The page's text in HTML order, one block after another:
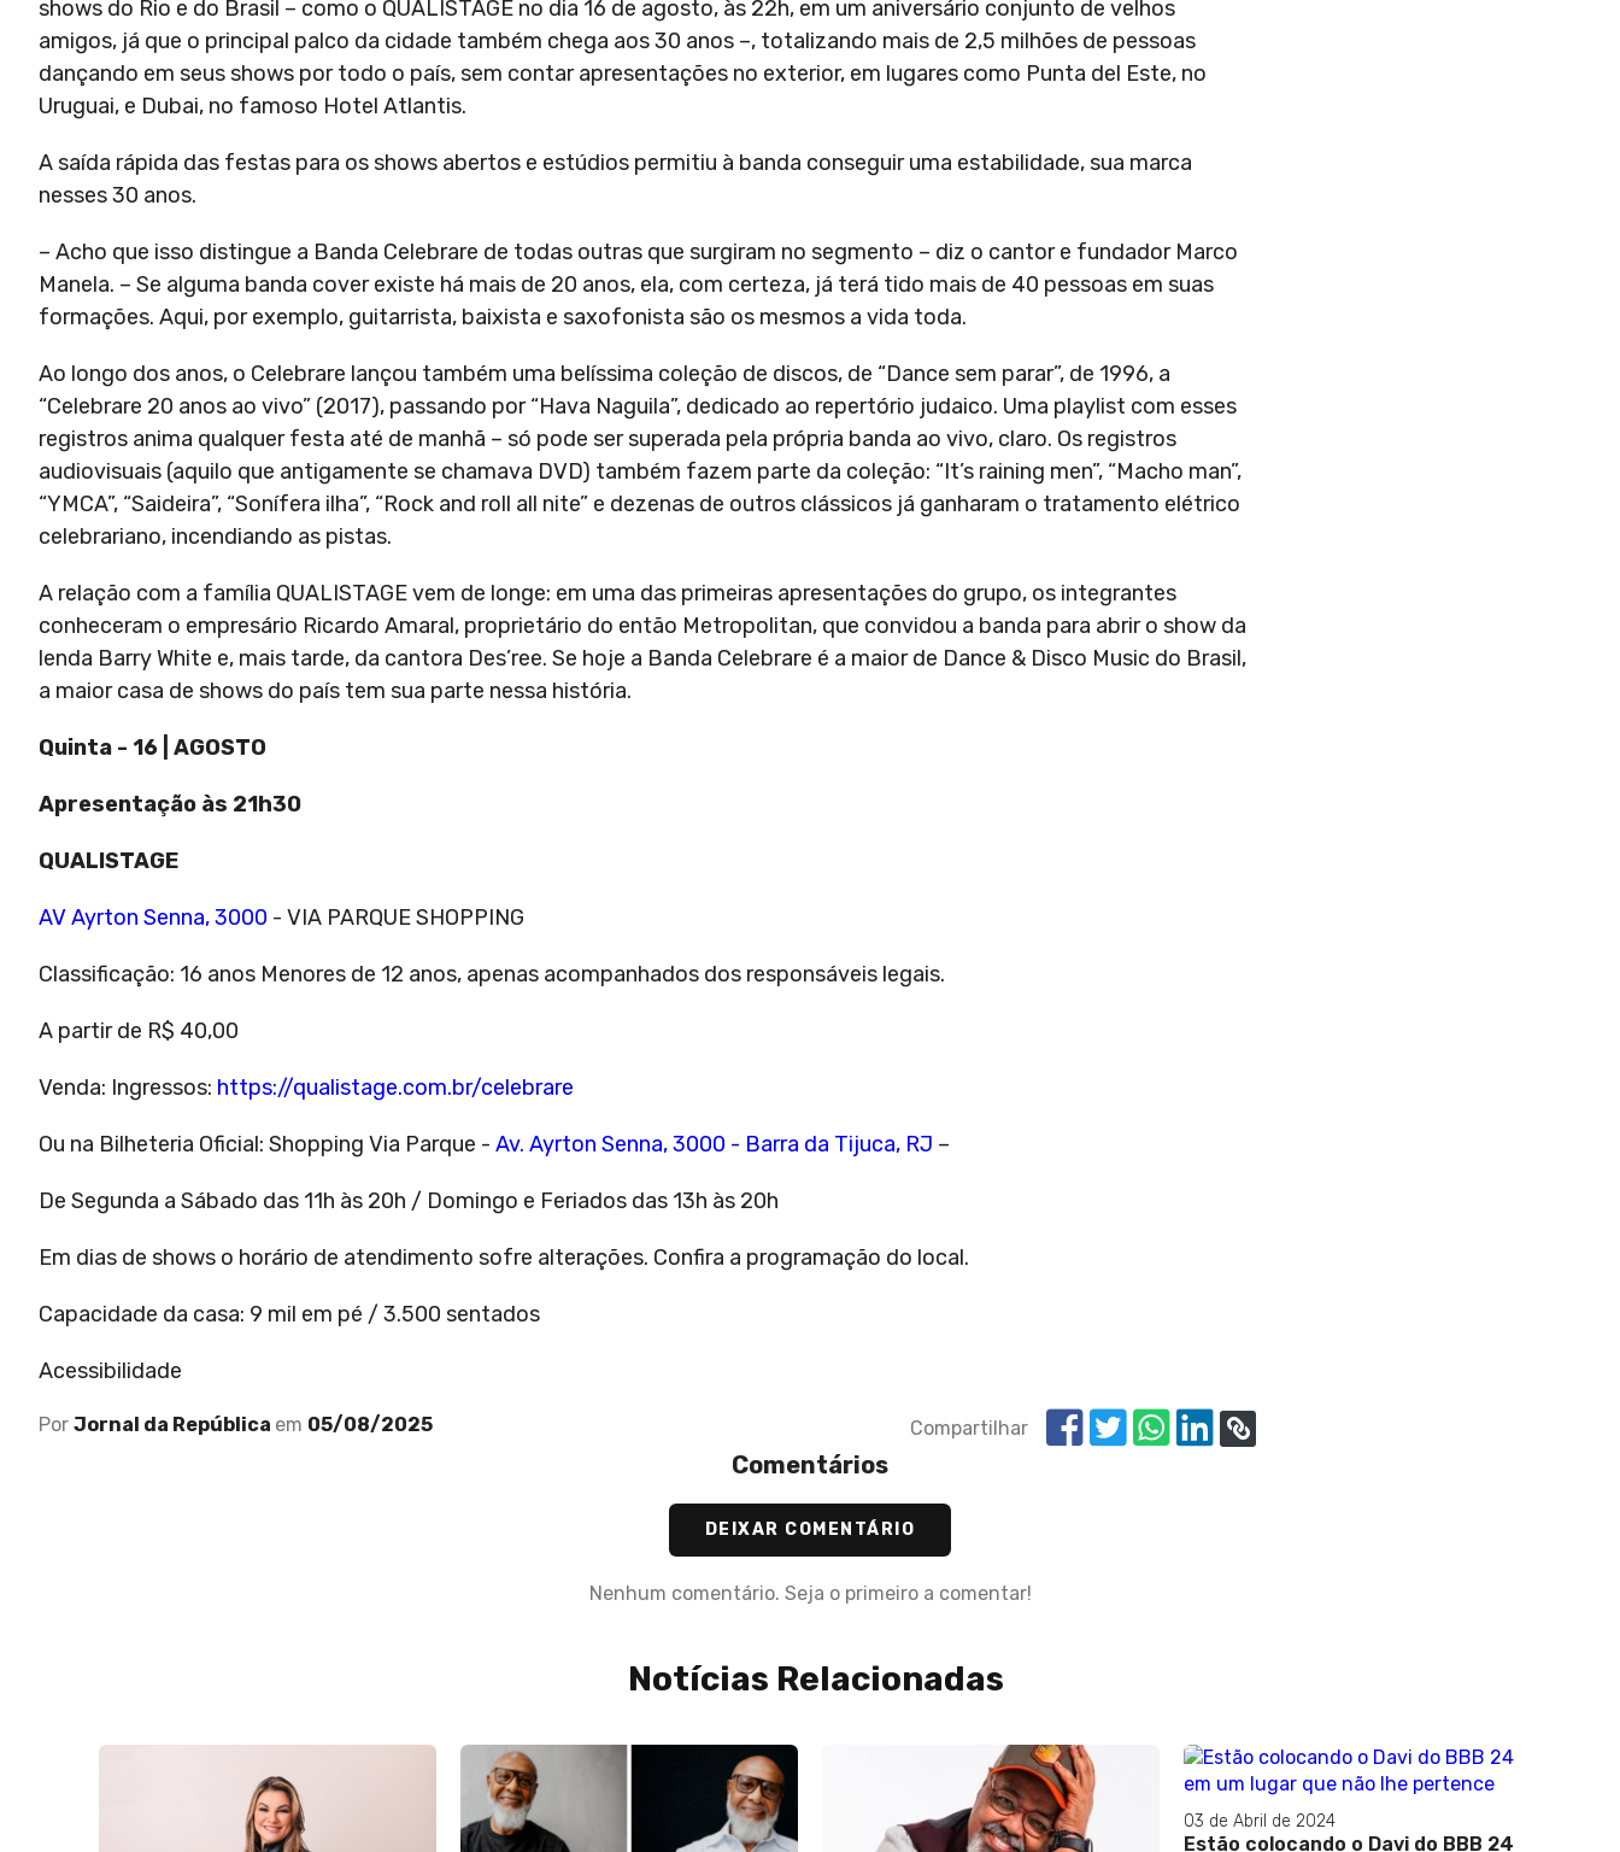
shows do Rio e do Brasil – como o QUALISTAGE no dia 16 de agosto, às 22h, em um aniversário conjunto de velhos
amigos, já que o principal palco da cidade também chega aos 30 anos –, totalizando mais de 2,5 milhões de pessoas
dançando em seus shows por todo o país, sem contar apresentações no exterior, em lugares como Punta del Este, no
Uruguai, e Dubai, no famoso Hotel Atlantis.
A saída rápida das festas para os shows abertos e estúdios permitiu à banda conseguir uma estabilidade, sua marca
nesses 30 anos.
– Acho que isso distingue a Banda Celebrare de todas outras que surgiram no segmento – diz o cantor e fundador Marco
Manela. – Se alguma banda cover existe há mais de 20 anos, ela, com certeza, já terá tido mais de 40 pessoas em suas
formações. Aqui, por exemplo, guitarrista, baixista e saxofonista são os mesmos a vida toda.
Ao longo dos anos, o Celebrare lançou também uma belíssima coleção de discos, de “Dance sem parar”, de 1996, a
“Celebrare 20 anos ao vivo” (2017), passando por “Hava Naguila”, dedicado ao repertório judaico. Uma playlist com esses
registros anima qualquer festa até de manhã – só pode ser superada pela própria banda ao vivo, claro. Os registros
audiovisuais (aquilo que antigamente se chamava DVD) também fazem parte da coleção: “It’s raining men”, “Macho man”,
“YMCA”, “Saideira”, “Sonífera ilha”, “Rock and roll all nite” e dezenas de outros clássicos já ganharam o tratamento elétrico
celebrariano, incendiando as pistas.
A relação com a família QUALISTAGE vem de longe: em uma das primeiras apresentações do grupo, os integrantes
conheceram o empresário Ricardo Amaral, proprietário do então Metropolitan, que convidou a banda para abrir o show da
lenda Barry White e, mais tarde, da cantora Des’ree. Se hoje a Banda Celebrare é a maior de Dance & Disco Music do Brasil,
a maior casa de shows do país tem sua parte nessa história.
Quinta - 16 | AGOSTO
Apresentação às 21h30
QUALISTAGE
AV Ayrton Senna, 3000 - VIA PARQUE SHOPPING
Classificação: 16 anos Menores de 12 anos, apenas acompanhados dos responsáveis legais.
A partir de R$ 40,00
Venda: Ingressos: https://qualistage.com.br/celebrare
Ou na Bilheteria Oficial: Shopping Via Parque - Av. Ayrton Senna, 3000 - Barra da Tijuca, RJ –
De Segunda a Sábado das 11h às 20h / Domingo e Feriados das 13h às 20h
Em dias de shows o horário de atendimento sofre alterações. Confira a programação do local.
Capacidade da casa: 9 mil em pé / 3.500 sentados
Acessibilidade
Por Jornal da República em 05/08/2025 Compartilhar
Comentários
DEIXAR COMENTÁRIO
Nenhum comentário. Seja o primeiro a comentar!
Notícias Relacionadas
03 de Abril de 2024
Estão colocando o Davi do BBB 24